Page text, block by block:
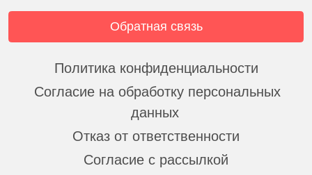
Обратная связь
Политика конфиденциальности
Согласие на обработку персональных
данных
Отказ от ответственности
Согласие с рассылкой